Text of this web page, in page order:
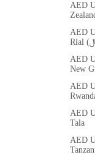
AED
AED
AED
New
AED
AED
Tala
AED